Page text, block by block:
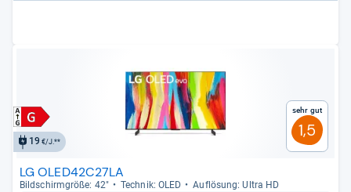
19 €/J.**
Sehr gut
1,5
LG OLED42C27LA
Bild­schirm­größe: 42" Tech­nik: OLED
Auf­lö­sung: Ultra HD